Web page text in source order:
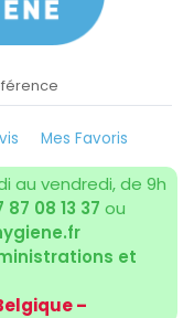
Mes Favoris
au vendredi, de 9h
87 08 13 37 ou
et
–